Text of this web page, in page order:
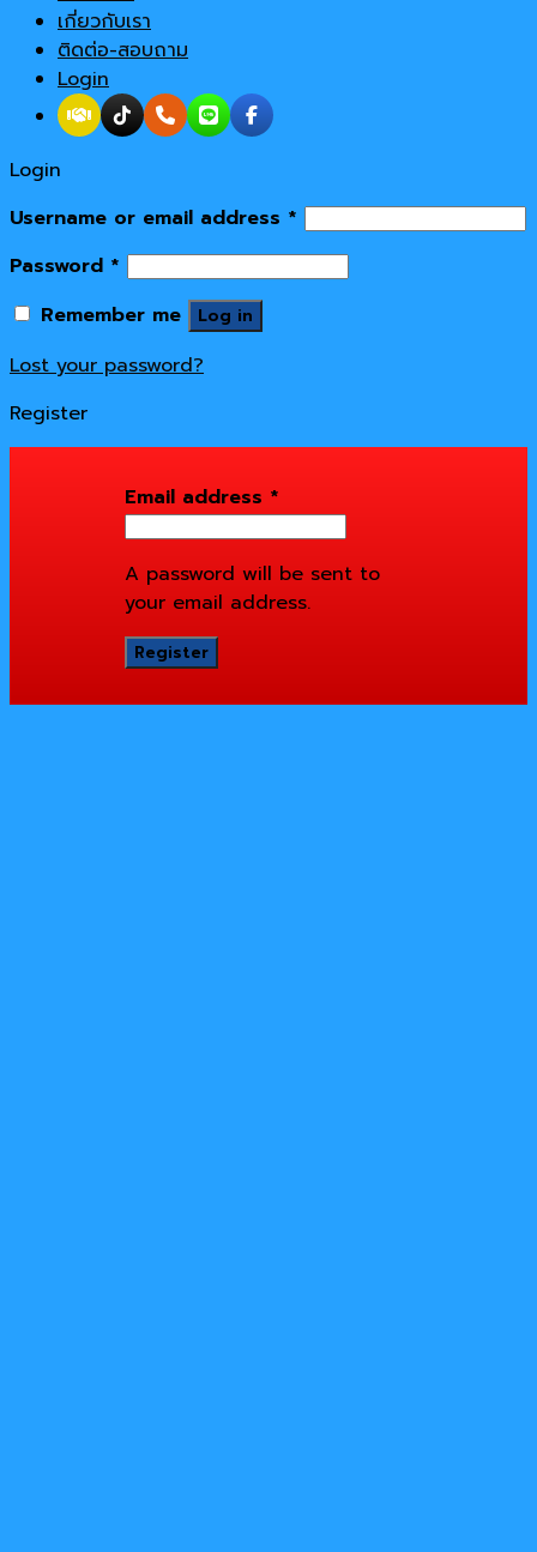
เกี่ยวกับเรา
ติดต่อ-สอบถาม
Login
Login
Username or email address *
Password *
Remember me
Log in
Lost your password?
Register
Email address *
A password will be sent to
your email address.
Register